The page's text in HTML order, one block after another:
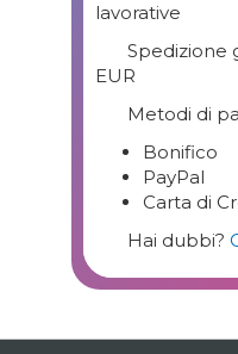
lavorative
Spedizione
EUR
Metodi di
Bonifico
PayPal
Carta di
Hai dubbi?